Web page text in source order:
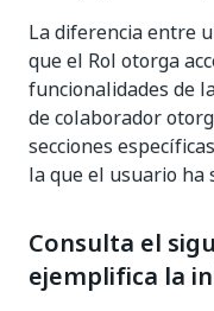
La diferencia entre
que el Rol otorga
funcionalidades de
de colaborador
secciones
la que el usuario ha
Consulta el
ejemplifica la